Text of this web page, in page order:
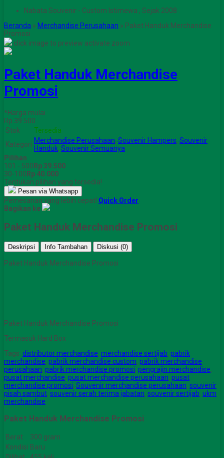
Nabata Souvenir - Custom Istimewa , Sejak 2008 .
Beranda » Merchandise Perusahaan » Paket Handuk Merchandise
Promosi
click image to preview activate zoom
Paket Handuk Merchandise
Promosi
*Harga mulai
Rp 39.500
Stok
Tersedia
Kategori Merchandise Perusahaan, Souvenir Hampers, Souvenir
Handuk, Souvenir Semuanya
Pilihan
101 - 500Rp 39.500
30-100Rp 40.000
Tentukan pilihan yang tersedia!
Pesan via Whatsapp
Pemesanan yang lebih cepat! Quick Order
Bagikan ke
Paket Handuk Merchandise Promosi
Deskripsi Info Tambahan Diskusi (0)
Paket Handuk Merchandise Promosi
Paket Handuk Merchandise Promosi
Termasuk Hard Box
Tags: distributor merchandise, merchandise sertijab, pabrik
merchandise, pabrik merchandise custom, pabrik merchandise
perusahaan, pabrik merchandise promosi, pengrajin merchandise,
pusat merchandise, pusat merchandise perusahaan, pusat
merchandise promosi, Souvenir merchandise perusahaan, souvenir
pisah sambut, souvenir serah terima jabatan, souvenir sertijab, ukm
merchandise
Paket Handuk Merchandise Promosi
Berat
300 gram
Kondisi Baru